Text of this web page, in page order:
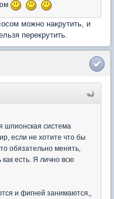
можно накрутить, и
перекрутить.
шпионская система
если не хотите что бы
обязательно менять,
есть. Я лично всю
и фигней занимаются,,